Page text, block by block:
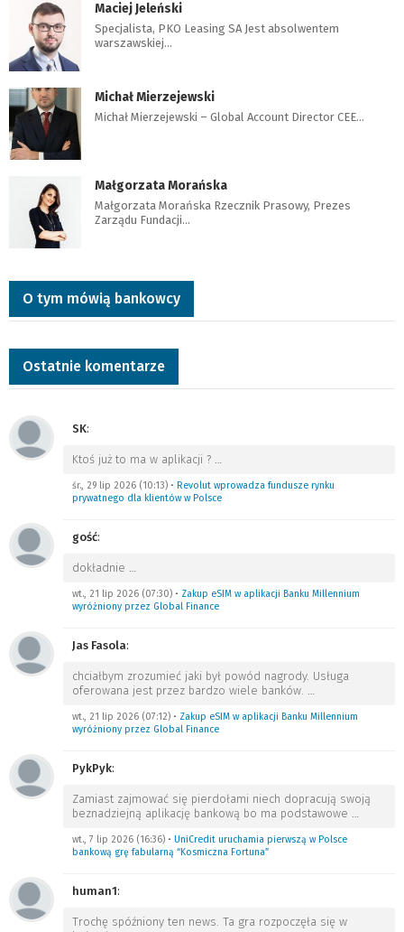
Maciej Jeleński
Specjalista, PKO Leasing SA Jest absolwentem
warszawskiej…
Michał Mierzejewski
Michał Mierzejewski – Global Account Director CEE…
Małgorzata Morańska
Małgorzata Morańska Rzecznik Prasowy, Prezes
Zarządu Fundacji…
O tym mówią bankowcy
Ostatnie komentarze
SK:
Ktoś już to ma w aplikacji ? …
śr., 29 lip 2026 (10:13) • Revolut wprowadza fundusze rynku
prywatnego dla klientów w Polsce
gość:
dokładnie …
wt., 21 lip 2026 (07:30) • Zakup eSIM w aplikacji Banku Millennium
wyróżniony przez Global Finance
Jas Fasola:
chciałbym zrozumieć jaki był powód nagrody. Usługa
oferowana jest przez bardzo wiele banków. …
wt., 21 lip 2026 (07:12) • Zakup eSIM w aplikacji Banku Millennium
wyróżniony przez Global Finance
PykPyk:
Zamiast zajmować się pierdołami niech dopracują swoją
beznadziejną aplikację bankową bo ma podstawowe …
wt., 7 lip 2026 (16:36) • UniCredit uruchamia pierwszą w Polsce
bankową grę fabularną “Kosmiczna Fortuna”
human1:
Trochę spóźniony ten news. Ta gra rozpoczęła się w